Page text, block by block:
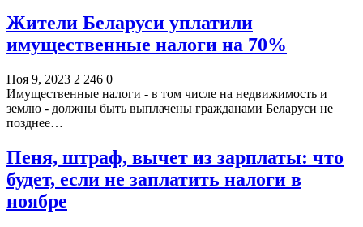
Жители Беларуси уплатили
имущественные налоги на 70%
Ноя 9, 2023 2 246 0
Имущественные налоги - в том числе на недвижимость и
землю - должны быть выплачены гражданами Беларуси не
позднее…
Пеня, штраф, вычет из зарплаты: что
будет, если не заплатить налоги в
ноябре